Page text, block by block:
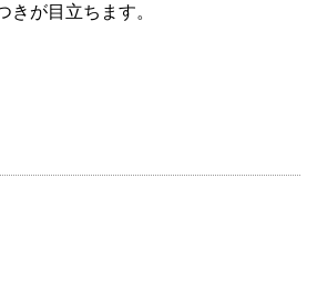
きが目立ちます。